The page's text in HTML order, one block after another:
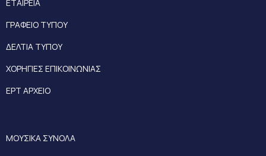
ΕΤΑΙΡΕΙΑ
ΓΡΑΦΕΙΟ ΤΥΠΟΥ
ΔΕΛΤΙΑ ΤΥΠΟΥ
ΧΟΡΗΓΙΕΣ ΕΠΙΚΟΙΝΩΝΙΑΣ
ΕΡΤ ΑΡΧΕΙΟ
ΜΟΥΣΙΚΑ ΣΥΝΟΛΑ